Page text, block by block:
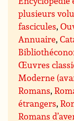
plusieurs
fascicules,
Annuaire,
Œuvres
Moderne
Romans,
étrangers,
Romans